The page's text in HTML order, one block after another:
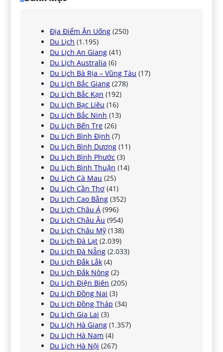
Địa Điểm Ăn Uống (250)
Du Lịch (1.195)
Du Lịch An Giang (41)
Du Lịch Australia (6)
Du Lịch Bà Rịa – Vũng Tàu (17)
Du Lịch Bắc Giang (278)
Du Lịch Bắc Kạn (192)
Du Lịch Bạc Liêu (16)
Du Lịch Bắc Ninh (13)
Du Lịch Bến Tre (26)
Du Lịch Bình Định (7)
Du Lịch Bình Dương (11)
Du Lịch Bình Phước (3)
Du Lịch Bình Thuận (14)
Du Lịch Cà Mau (25)
Du Lịch Cần Thơ (41)
Du Lịch Cao Bằng (352)
Du Lịch Châu Á (996)
Du Lịch Châu Âu (954)
Du Lịch Châu Mỹ (138)
Du Lịch Đà Lạt (2.039)
Du Lịch Đà Nẵng (2.033)
Du Lịch Đắk Lắk (4)
Du Lịch Đắk Nông (2)
Du Lịch Điện Biên (205)
Du Lịch Đồng Nai (3)
Du Lịch Đồng Tháp (34)
Du Lịch Gia Lai (3)
Du Lịch Hà Giang (1.357)
Du Lịch Hà Nam (4)
Du Lịch Hà Nội (267)